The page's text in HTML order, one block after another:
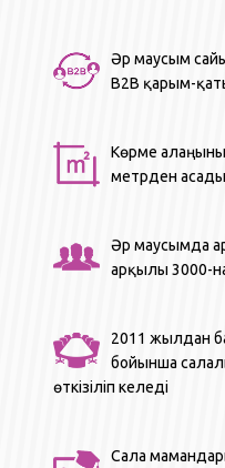
Әр маусым
B2B қарым-
Көрме
метрден асады
Әр маусымда
арқылы 3000-
2011 жылдан
бойынша
өткізіліп келеді
Сала